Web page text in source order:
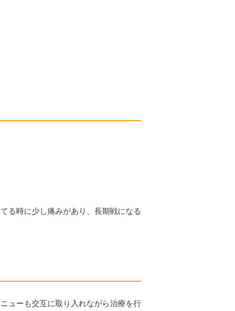
る時に少し痛みがあり、長期戦になる
ューも交互に取り入れながら治療を行